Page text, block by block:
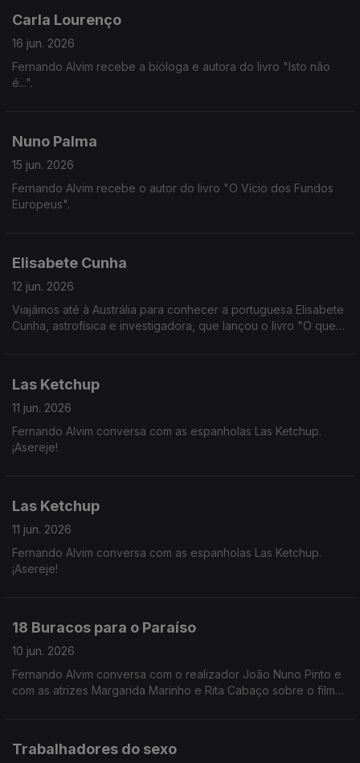
Carla Lourenço
16 jun. 2026
Fernando Alvim recebe a bióloga e autora do livro "Isto não
é...".
Nuno Palma
15 jun. 2026
Fernando Alvim recebe o autor do livro "O Vício dos Fundos
Europeus".
Elisabete Cunha
12 jun. 2026
Viajámos até à Austrália para conhecer a portuguesa Elisabete
Cunha, astrofísica e investigadora, que lançou o livro "O que
Las Ketchup
11 jun. 2026
Fernando Alvim conversa com as espanholas Las Ketchup.
¡Asereje!
Las Ketchup
11 jun. 2026
Fernando Alvim conversa com as espanholas Las Ketchup.
¡Asereje!
18 Buracos para o Paraíso
10 jun. 2026
Fernando Alvim conversa com o realizador João Nuno Pinto e
com as atrizes Margarida Marinho e Rita Cabaço sobre o filme
Trabalhadores do sexo